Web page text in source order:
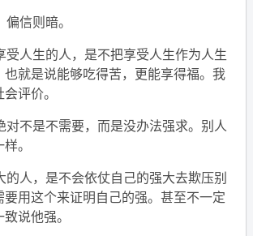
信则暗。
受人生的人，是不把享受人生作为人生
也就是说能够吃得苦，更能享得福。我
评价。
对不是不需要，而是没办法强求。别人
。
的人，是不会依仗自己的强大去欺压别
要用这个来证明自己的强。甚至不一定
说他强。